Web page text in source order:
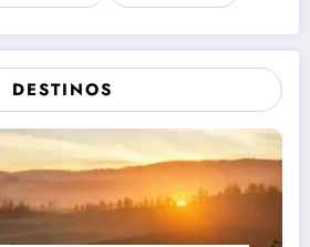
DESTINOS